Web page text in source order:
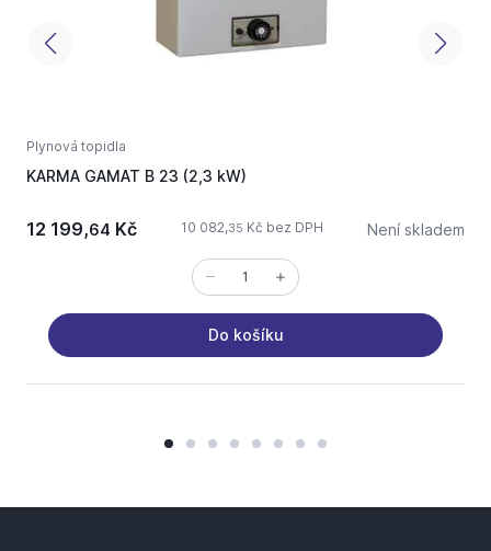
Plynová topidla
KARMA GAMAT B 23 (2,3 kW)
12 199,64 Kč 10 082,35 Kč bez DPH Není skladem
Do košíku